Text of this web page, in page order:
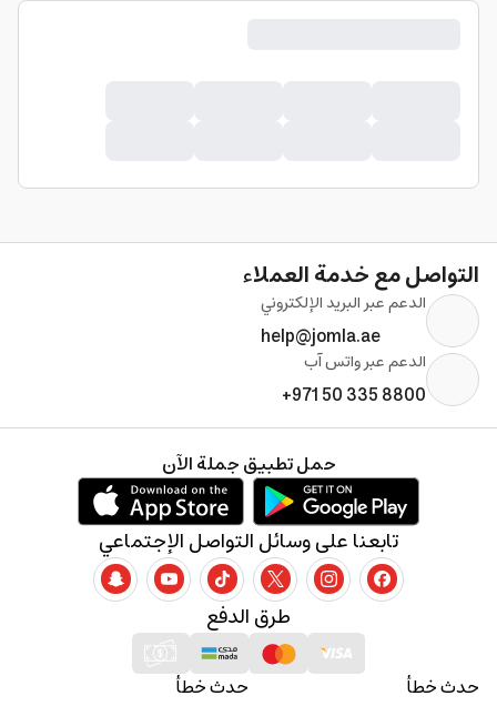
التواصل مع خدمة العملاء
الدعم عبر البريد الإلكتروني
help@jomla.ae
الدعم عبر واتس آب
+971 50 335 8800
حدث خطأ حدث خطأ
طرق الدفع
تابعنا على وسائل التواصل الإجتماعي
حمل تطبيق جملة الآن